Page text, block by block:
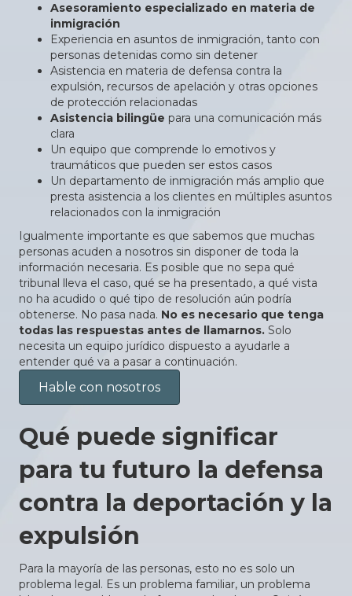
Asesoramiento especializado en materia de
inmigración
Experiencia en asuntos de inmigración, tanto con
personas detenidas como sin detener
Asistencia en materia de defensa contra la
expulsión, recursos de apelación y otras opciones
de protección relacionadas
Asistencia bilingüe para una comunicación más
clara
Un equipo que comprende lo emotivos y
traumáticos que pueden ser estos casos
Un departamento de inmigración más amplio que
presta asistencia a los clientes en múltiples asuntos
relacionados con la inmigración
Igualmente importante es que sabemos que muchas
personas acuden a nosotros sin disponer de toda la
información necesaria. Es posible que no sepa qué
tribunal lleva el caso, qué se ha presentado, a qué vista
no ha acudido o qué tipo de resolución aún podría
obtenerse. No pasa nada. No es necesario que tenga
todas las respuestas antes de llamarnos. Solo
necesita un equipo jurídico dispuesto a ayudarle a
entender qué va a pasar a continuación.
Hable con nosotros
Qué puede significar
para tu futuro la defensa
contra la deportación y la
expulsión
Para la mayoría de las personas, esto no es solo un
problema legal. Es un problema familiar, un problema